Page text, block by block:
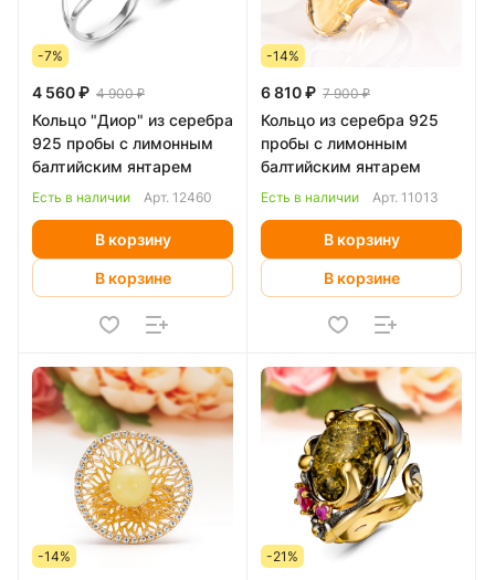
-7%
4 560 ₽ 4 900 ₽
Кольцо "Диор" из серебра
925 пробы с лимонным
балтийским янтарем
Есть в наличии Арт. 12460
В корзину
В корзине
-14%
6 810 ₽ 7 900 ₽
Кольцо из серебра 925
пробы с лимонным
балтийским янтарем
Есть в наличии Арт. 11013
В корзину
В корзине
-14% -21%